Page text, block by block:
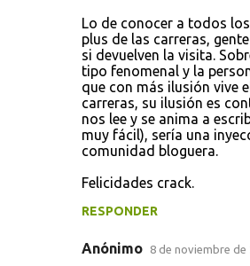
Lo de conocer a todos
plus de las carreras,
si devuelven la visita.
tipo fenomenal y la
que con más ilusión vive
carreras, su ilusión es
nos lee y se anima a
muy fácil), sería una
comunidad bloguera.
Felicidades crack.
RESPONDER
Anónimo 8 de noviembre de